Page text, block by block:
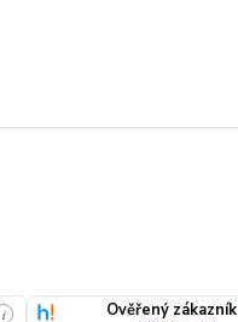
i Ověřený zákazník